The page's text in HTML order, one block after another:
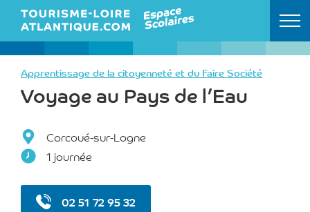
Retour à l'accueil
Apprentissage de la citoyenneté et du Faire Société
Voyage au Pays de l’Eau
Corcoué-sur-Logne
1 journée
02 51 72 95 32